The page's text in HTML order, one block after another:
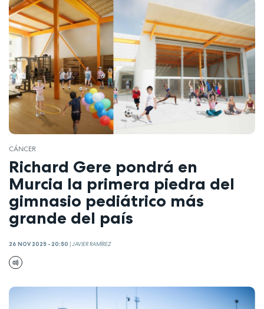
CÁNCER
Richard Gere pondrá en
Murcia la primera piedra del
gimnasio pediátrico más
grande del país
26 NOV 2025 - 20:50 |JAVIER RAMÍREZ